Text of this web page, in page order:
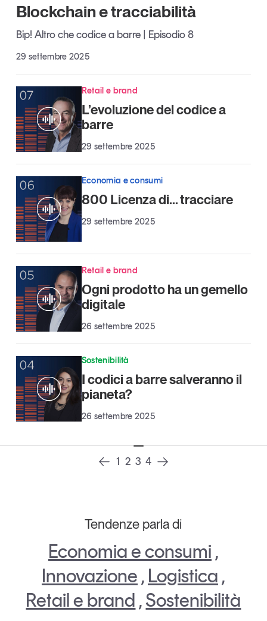
Tutti gli appuntamenti
Contatti
Tendenze Journal
La nostra newsletter nella tua email
Iscriviti
Un anno di
Leggi il magazine
consumo e dell’economia a professionisti e
Blockchain e tracciabilità
Bip! Altro che codice a barre | Episodio 8
29 settembre 2025
Retail e brand
L’evoluzione del codice a
barre
29 settembre 2025
Economia e consumi
800 Licenza di... tracciare
29 settembre 2025
Retail e brand
Ogni prodotto ha un gemello
digitale
26 settembre 2025
Sostenibilità
I codici a barre salveranno il
pianeta?
26 settembre 2025
1 2 3 4
Tendenze parla di
Economia e consumi ,
Innovazione , Logistica ,
Retail e brand ,Sostenibilità